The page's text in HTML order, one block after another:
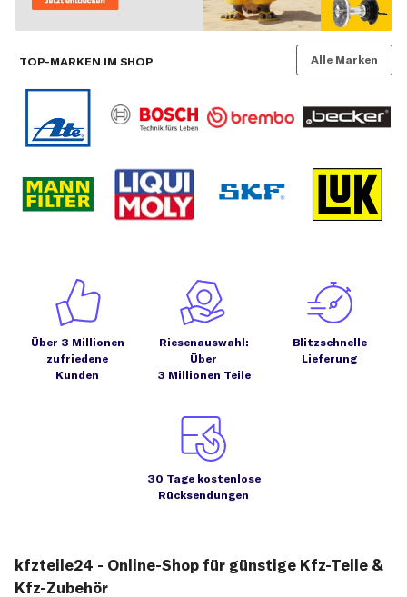
Über 3 Millionen
zufriedene
Kunden
Riesenauswahl:
Über
3 Millionen Teile
Blitzschnelle
Lieferung
30 Tage kostenlose
Rücksendungen
TOP-MARKEN IM SHOP Alle Marken
kfzteile24 - Online-Shop für günstige Kfz-Teile &
Kfz-Zubehör